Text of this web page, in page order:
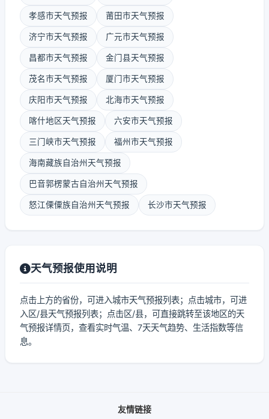
孝感市天气预报 莆田市天气预报
济宁市天气预报 广元市天气预报
昌都市天气预报 金门县天气预报
茂名市天气预报 厦门市天气预报
庆阳市天气预报 北海市天气预报
喀什地区天气预报 六安市天气预报
三门峡市天气预报 福州市天气预报
海南藏族自治州天气预报
巴音郭楞蒙古自治州天气预报
怒江傈僳族自治州天气预报 长沙市天气预报
天气预报使用说明
点击上方的省份，可进入城市天气预报列表；点击城市，可进
入区/县天气预报列表；点击区/县，可直接跳转至该地区的天
气预报详情页，查看实时气温、7天天气趋势、生活指数等信
息。
友情链接